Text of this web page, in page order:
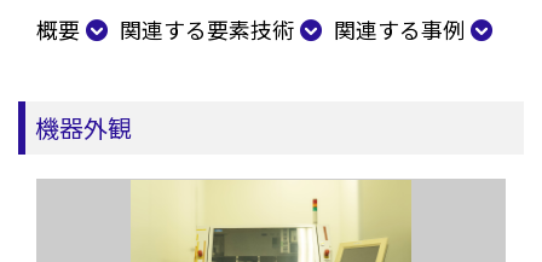
概要 関連する要素技術 関連する事例
機器外観